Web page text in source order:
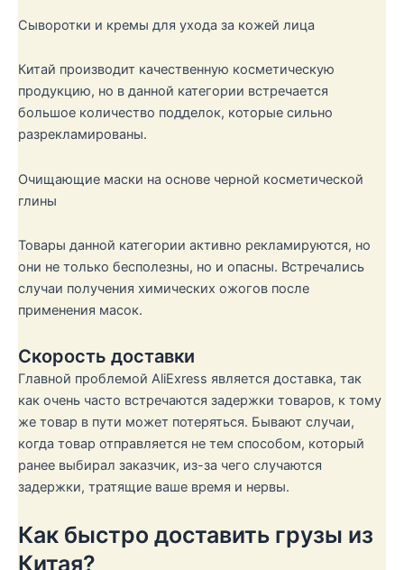
Сыворотки и кремы для ухода за кожей лица
Китай производит качественную косметическую
продукцию, но в данной категории встречается
большое количество подделок, которые сильно
разрекламированы.
Очищающие маски на основе черной косметической
глины
Товары данной категории активно рекламируются, но
они не только бесполезны, но и опасны. Встречались
случаи получения химических ожогов после
применения масок.
Скорость доставки
Главной проблемой AliExress является доставка, так
как очень часто встречаются задержки товаров, к тому
же товар в пути может потеряться. Бывают случаи,
когда товар отправляется не тем способом, который
ранее выбирал заказчик, из-за чего случаются
задержки, тратящие ваше время и нервы.
Как быстро доставить грузы из
Китая?